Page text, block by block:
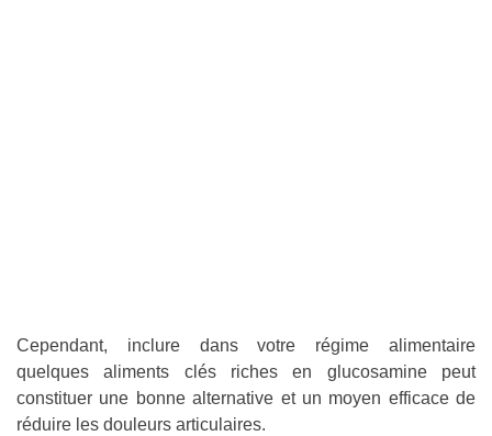
Cependant, inclure dans votre régime alimentaire
quelques aliments clés riches en glucosamine peut
constituer une bonne alternative et un moyen efficace de
réduire les douleurs articulaires.